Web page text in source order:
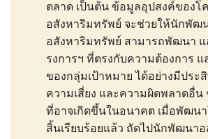
ตลาด เป็นต้น ข้อมูลอุปสงค์ของโ
อสังหาริมทรัพย์ จะช่วยให้นักพัฒ
อสังหาริมทรัพย์ สามารถพัฒนา แ
รงการฯ ที่ตรงกับความต้องการ
ของกลุ่มเป้าหมาย ได้อย่างมีประ
ความเสี่ยง และความผิดพลาดอื่น
ที่อาจเกิดขึ้นในอนาคต เมื่อพัฒนา
สิ้นเรียบร้อยแล้ว ถัดไปนักพัฒนา